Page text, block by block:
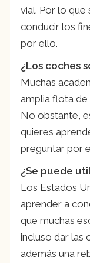
vial. Por lo que
conducir los
por ello.
¿Los coches
Muchas
amplia flota de
No obstante,
quieres
preguntar por
¿Se puede
Los Estados
aprender a
que muchas
incluso dar las
además una